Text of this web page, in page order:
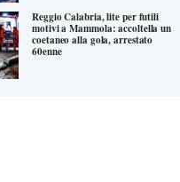
Reggio Calabria, lite per futili
motivi a Mammola: accoltella un
coetaneo alla gola, arrestato
60enne